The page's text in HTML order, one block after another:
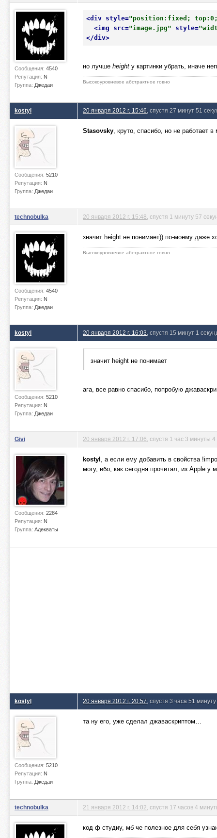
Сообщения: 4540
Репутация: N
Группа: Джедаи
<div style="position:fixed;
<img src="image.jpg" style=
</div>
но лучше height у картинки убрать, иначе
Высокоуровневое абстрактное говно
kostyl
Сообщения: 5210
Репутация: N
Группа: Джедаи
20 января 2012 г. 15:46 , спустя 27 минут 51
Stasovsky, круто, спасибо, но не работает
technobulka
Сообщения: 4540
Репутация: N
Группа: Джедаи
20 января 2012 г. 15:48 , спустя 1 минуту 57
значит height не понимает)) по-моему даже
Высокоуровневое абстрактное говно
kostyl
Сообщения: 5210
Репутация: N
Группа: Джедаи
20 января 2012 г. 16:03 , спустя 15 минут 1
значит height не понимает
ага, все равно спасибо, попробую
Givi
Сообщения: 2284
Репутация: N
Группа: Адекваты
20 января 2012 г. 17:06 , спустя 1 час 3 минуты
kostyl , а если ему добавить в свойства
могу, ибо, как сегодня прочитал, из Apple у
kostyl
Сообщения: 5210
Репутация: N
Группа: Джедаи
20 января 2012 г. 20:57 , спустя 3 часа 51
та ну его, уже сделал джаваскриптом…
technobulka 21 января 2012 г. 14:02 , спустя 17 часов 4
код ф студиу, мб че полезное для себя